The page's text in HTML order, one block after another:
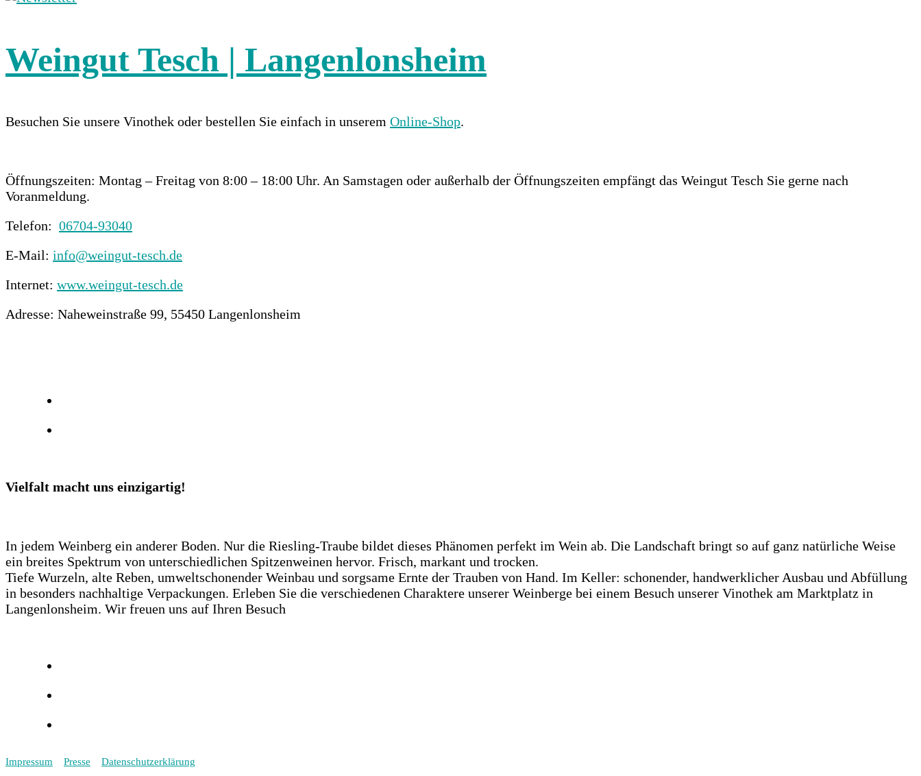
Weingut Tesch | Langenlonsheim
Besuchen Sie unsere Vinothek oder bestellen Sie einfach in unserem Online-Shop.
Öffnungszeiten: Montag – Freitag von 8:00 – 18:00 Uhr. An Samstagen oder außerhalb der Öffnungszeiten empfängt das Weingut Tesch Sie gerne nach
Voranmeldung.
Telefon: 06704-93040
E-Mail: info@weingut-tesch.de
Internet: www.weingut-tesch.de
Adresse: Naheweinstraße 99, 55450 Langenlonsheim
Vielfalt macht uns einzigartig!
In jedem Weinberg ein anderer Boden. Nur die Riesling-Traube bildet dieses Phänomen perfekt im Wein ab. Die Landschaft bringt so auf ganz natürliche Weise
ein breites Spektrum von unterschiedlichen Spitzenweinen hervor. Frisch, markant und trocken.
Tiefe Wurzeln, alte Reben, umweltschonender Weinbau und sorgsame Ernte der Trauben von Hand. Im Keller: schonender, handwerklicher Ausbau und Abfüllung
in besonders nachhaltige Verpackungen. Erleben Sie die verschiedenen Charaktere unserer Weinberge bei einem Besuch unserer Vinothek am Marktplatz in
Langenlonsheim. Wir freuen uns auf Ihren Besuch
Impressum Presse Datenschutzerklärung